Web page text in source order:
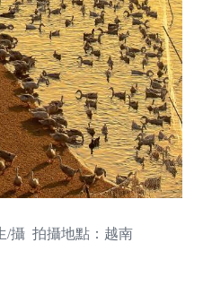
/攝 拍攝地點：越南